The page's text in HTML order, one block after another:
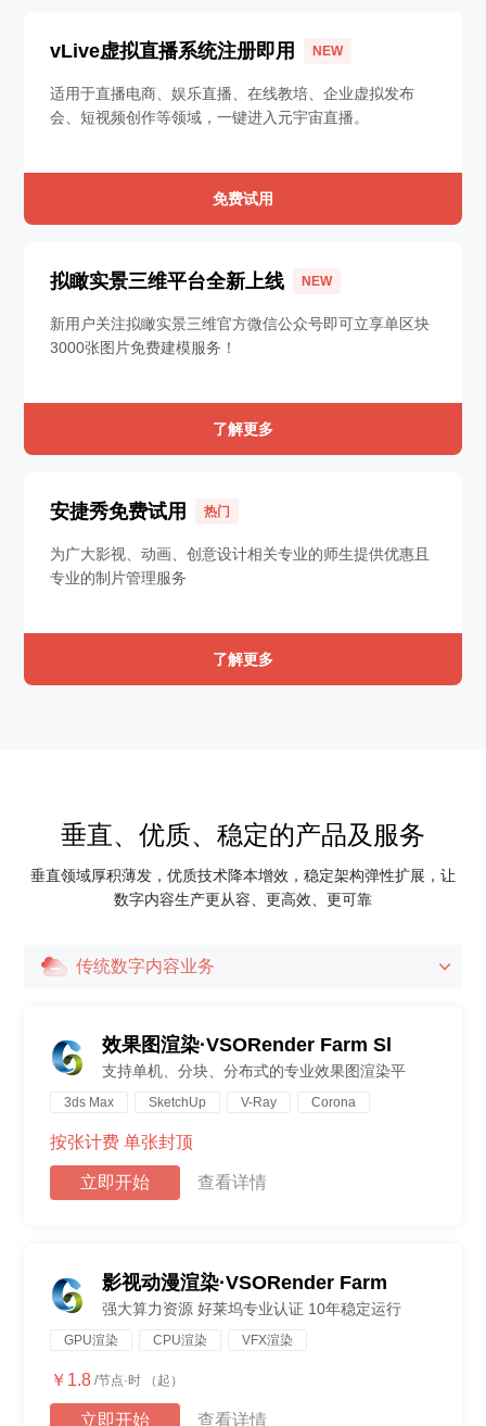
vLive虚拟直播系统注册即用 NEW
适用于直播电商、娱乐直播、在线教培、企业虚拟发布
会、短视频创作等领域，一键进入元宇宙直播。
免费试用
拟瞰实景三维平台全新上线 NEW
新用户关注拟瞰实景三维官方微信公众号即可立享单区块
3000张图片免费建模服务！
了解更多
安捷秀免费试用 热门
为广大影视、动画、创意设计相关专业的师生提供优惠且
专业的制片管理服务
了解更多
垂直、优质、稳定的产品及服务
垂直领域厚积薄发，优质技术降本增效，稳定架构弹性扩展，让
数字内容生产更从容、更高效、更可靠
传统数字内容业务 
效果图渲染·VSORender Farm Sl
支持单机、分块、分布式的专业效果图渲染平
3ds Max SketchUp V-Ray Corona
按张计费 单张封顶
立即开始 查看详情
影视动漫渲染·VSORender Farm
强大算力资源 好莱坞专业认证 10年稳定运行
GPU渲染 CPU渲染 VFX渲染
￥1.8 /节点·时 （起）
立即开始 查看详情